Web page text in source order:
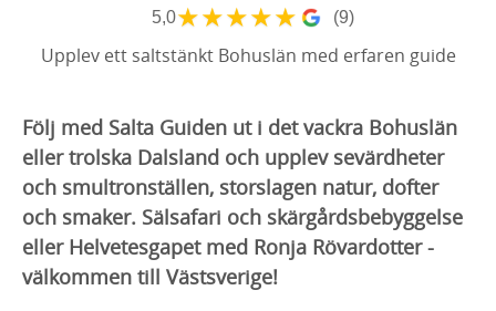
5,0★★★★★ (9)
Upplev ett saltstänkt Bohuslän med erfaren guide
Följ med Salta Guiden ut i det vackra Bohuslän
eller trolska Dalsland och upplev sevärdheter
och smultronställen, storslagen natur, dofter
och smaker. Sälsafari och skärgårdsbebyggelse
eller Helvetesgapet med Ronja Rövardotter -
välkommen till Västsverige!